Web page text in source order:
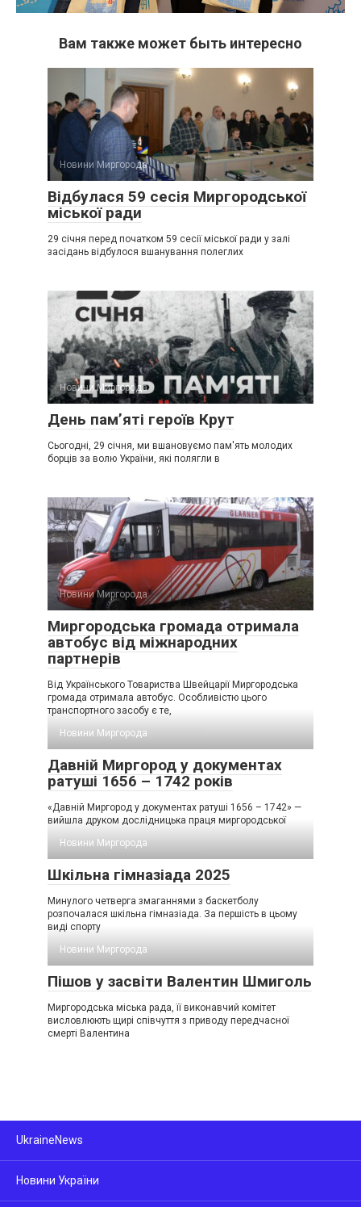
Вам также может быть интересно
Новини Миргорода
Відбулася 59 сесія Миргородської
міської ради
29 січня перед початком 59 сесії міської ради у залі
засідань відбулося вшанування полеглих
Новини Миргорода
День пам’яті героїв Крут
Сьогодні, 29 січня, ми вшановуємо пам'ять молодих
борців за волю України, які полягли в
Новини Миргорода
Миргородська громада отримала
автобус від міжнародних
партнерів
Від Українського Товариства Швейцарії Миргородська
громада отримала автобус. Особливістю цього
транспортного засобу є те,
Новини Миргорода
Давній Миргород у документах
ратуші 1656 – 1742 років
«Давній Миргород у документах ратуші 1656 – 1742» —
вийшла друком дослідницька праця миргородської
Новини Миргорода
Шкільна гімназіада 2025
Минулого четверга змаганнями з баскетболу
розпочалася шкільна гімназіада. За першість в цьому
виді спорту
Новини Миргорода
Пішов у засвіти Валентин Шмиголь
Миргородська міська рада, її виконавчий комітет
висловлюють щирі співчуття з приводу передчасної
смерті Валентина
UkraineNews
Новини України